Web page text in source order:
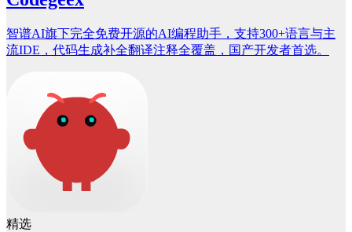
智谱AI旗下完全免费开源的AI编程助手，支持300+语言与主
流IDE，代码生成补全翻译注释全覆盖，国产开发者首选。
精选